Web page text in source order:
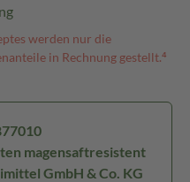
werden nur die
in Rechnung gestellt.⁴
magensaftresistent
GmbH & Co. KG